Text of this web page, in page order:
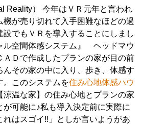
Reality） 今年はＶＲ元年と言われ
が売り切れて入手困難なほどの過
でもＶＲを導入することにしまし
ル空間体感システム』 ヘッドマウ
ＡＤで作成したプランの家が目の前
んその家の中に入り、歩き、体感す
。このシステムを住み心地体感ハウ
涼温な家】の住み心地とプランの家
が可能に♪私も導入決定前に実際に
はスゴイ!!」としか言いようがあ